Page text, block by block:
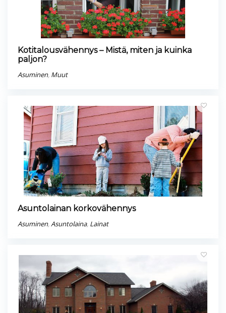
Kotitalousvähennys – Mistä, miten ja kuinka
paljon?
Asuminen, Muut
Asuntolainan korkovähennys
Asuminen,Asuntolaina, Lainat